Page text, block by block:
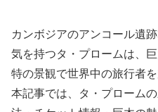
カンボジアのアンコール遺
気を持つタ・プロームは、
特の景観で世界中の旅行者を
本記事では、タ・プローム